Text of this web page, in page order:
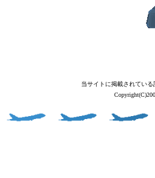
当サイトに掲載されてい
Copyright(C)2004